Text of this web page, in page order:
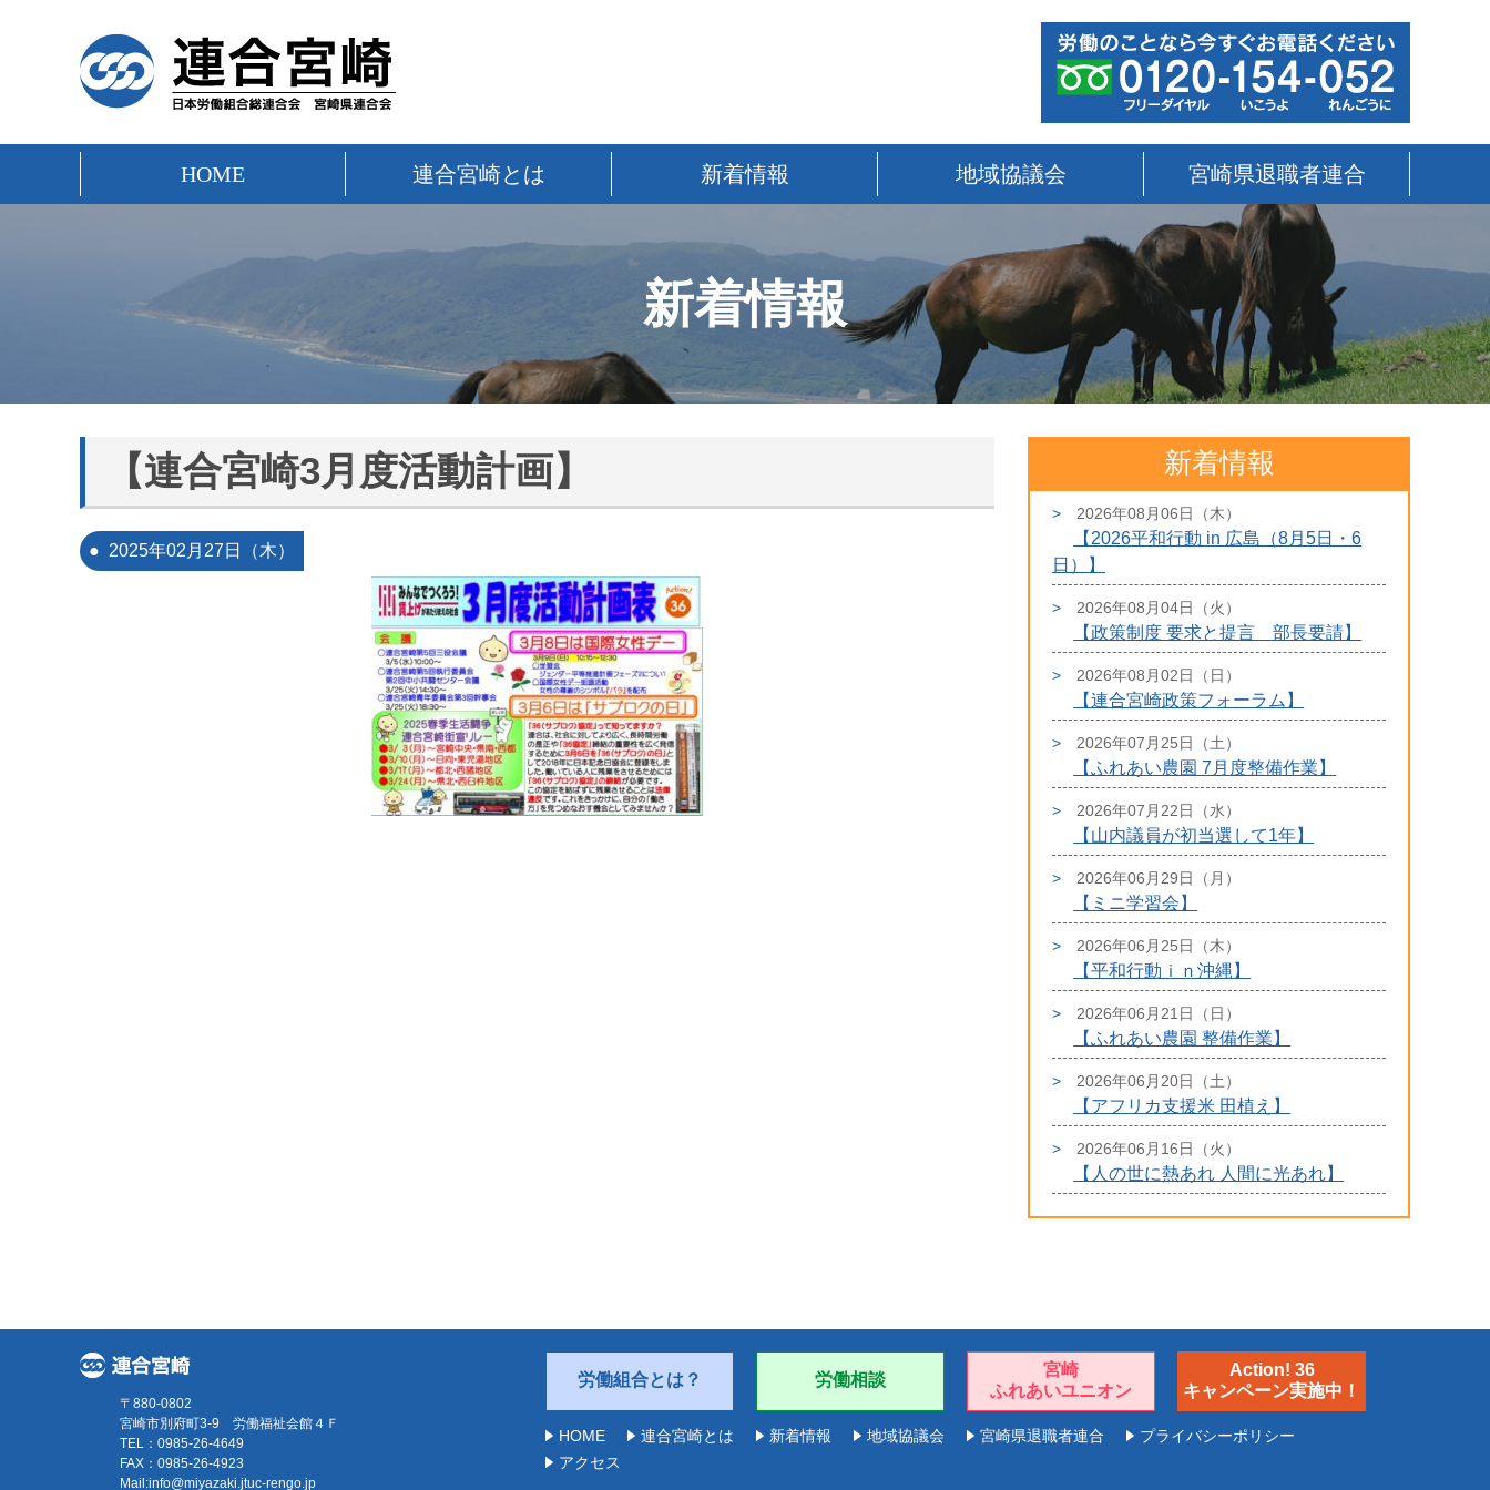
HOME 連合宮崎とは 新着情報 地域協議会 宮崎県退職者連合
新着情報
【連合宮崎3月度活動計画】
2025年02月27日（木）
新着情報
2026年08月06日（木）
【2026平和行動 in 広島（8月5日・6
日）】
2026年08月04日（火）
【政策制度 要求と提言 部長要請】
2026年08月02日（日）
【連合宮崎政策フォーラム】
2026年07月25日（土）
【ふれあい農園 7月度整備作業】
2026年07月22日（水）
【山内議員が初当選して1年】
2026年06月29日（月）
【ミニ学習会】
2026年06月25日（木）
【平和行動ｉｎ沖縄】
2026年06月21日（日）
【ふれあい農園 整備作業】
2026年06月20日（土）
【アフリカ支援米 田植え】
2026年06月16日（火）
【人の世に熱あれ 人間に光あれ】
〒880-0802
宮崎市別府町3-9 労働福祉会館４Ｆ
TEL：0985-26-4649
FAX：0985-26-4923
Mail:info@miyazaki.jtuc-rengo.jp
労働組合とは？ 労働相談
宮崎
ふれあいユニオン
Action! 36
キャンペーン実施中！
HOME 連合宮崎とは 新着情報 地域協議会 宮崎県退職者連合
プライバシーポリシー
アクセス